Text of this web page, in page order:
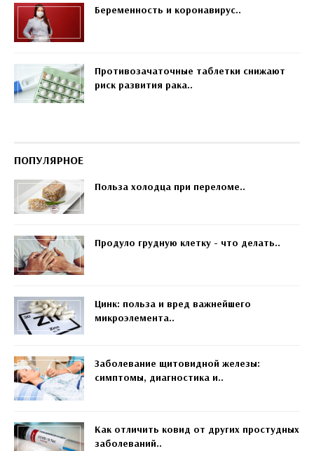
Беременность и коронавирус..
Противозачаточные таблетки снижают
риск развития рака..
ПОПУЛЯРНОЕ
Польза холодца при переломе..
Продуло грудную клетку - что делать..
Цинк: польза и вред важнейшего
микроэлемента..
Заболевание щитовидной железы:
симптомы, диагностика и..
Как отличить ковид от других простудных
заболеваний..